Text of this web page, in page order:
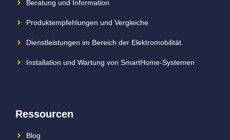
Beratung und Information
Produktempfehlungen und Vergleiche
Dienstleistungen im Bereich der Elektromobilität
Installation und Wartung von SmartHome-Systemen
Ressourcen
Blog